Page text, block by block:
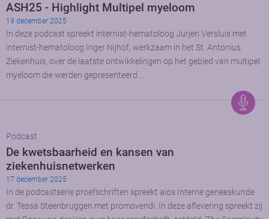
ASH25 - Highlight Multipel myeloom
19 december 2025
In deze podcast spreekt internist-hematoloog Jurjen Versluis met
internist-hematoloog Inger Nijhof, werkzaam in het St. Antonius
Ziekenhuis, over de laatste ontwikkelingen op het gebied van multipel
myeloom die werden gepresenteerd …
Podcast
De kwetsbaarheid en kansen van
ziekenhuisnetwerken
17 december 2025
In de podcastserie proefschriften spreekt aios Interne geneeskunde
dr. Tessa Steenbruggen met promovendi. In deze aflevering spreekt zij